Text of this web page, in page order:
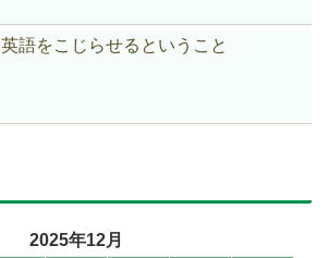
英語をこじらせるということ
2025年12月